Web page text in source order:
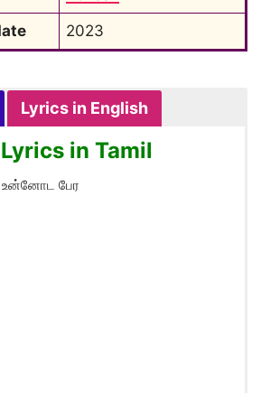
2023
Lyrics in English
in Tamil
உன்னோட பேர